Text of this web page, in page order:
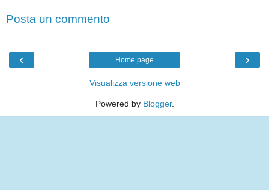
Posta un commento
‹ ›
Home page
Visualizza versione web
Powered by Blogger.